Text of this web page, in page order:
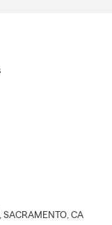
, SACRAMENTO, CA